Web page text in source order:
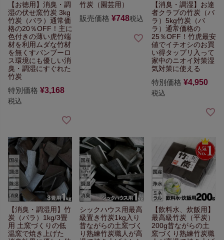
【お徳用】消臭・調
湿の伏せ窯竹炭 3kg
竹炭（バラ）通常価
格の20％OFF！ 主に
色付きの薄い虎竹端
材を利用ムダな竹材
を無くすバンブーロ
ス環境にも優しい消
臭・調湿にすぐれた
竹炭
特別価格 ¥3,168
税込
竹炭（園芸用）
販売価格 ¥748税込
【消臭・調湿】お達
者クラブの竹炭（バ
ラ）5kg竹炭（バ
ラ）通常価格の
25％OFF！竹虎最安
値でイチオシのお買
い得タップリ入って
家中のニオイ対策湿
気対策に使える
特別価格 ¥4,950
税込
【消臭・調湿用】 竹
炭（バラ）1kg/3畳
用 土窯づくりの低
温窯で焼き上げた
シックハウス用最高
級置き竹炭1kg入り
昔ながらの土窯づく
り熟練竹炭職人が高
【飲料水、炊飯用】
最高級竹炭（平炭）
200g昔ながらの土
窯づくり熟練竹炭職